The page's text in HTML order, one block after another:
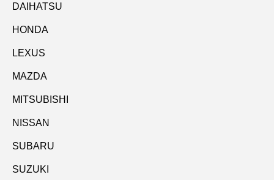
DAIHATSU
HONDA
LEXUS
MAZDA
MITSUBISHI
NISSAN
SUBARU
SUZUKI